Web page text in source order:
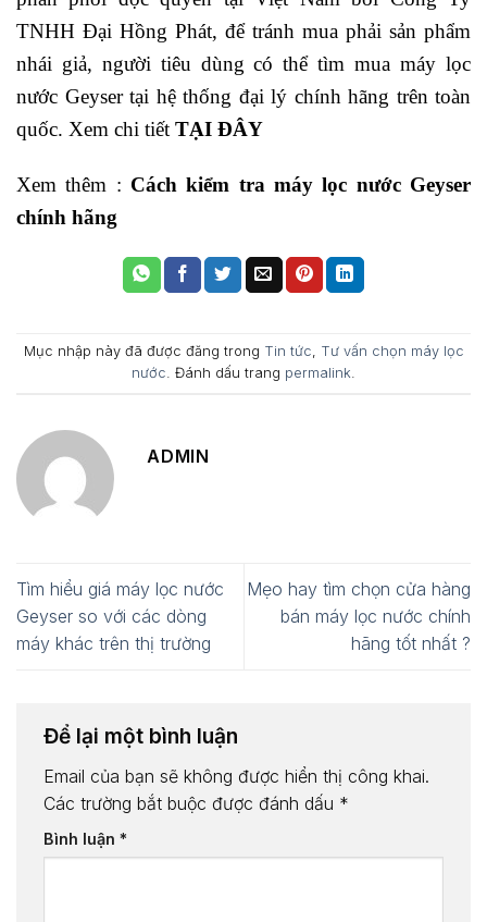
TNHH Đại Hồng Phát, để tránh mua phải sản phẩm
nhái giả, người tiêu dùng có thể tìm mua máy lọc
nước Geyser tại hệ thống đại lý chính hãng trên toàn
quốc. Xem chi tiết TẠI ĐÂY
Xem thêm : Cách kiểm tra máy lọc nước Geyser
chính hãng
Mục nhập này đã được đăng trong Tin tức, Tư vấn chọn máy lọc
nước. Đánh dấu trang permalink.
ADMIN
Tìm hiểu giá máy lọc nước
Geyser so với các dòng
máy khác trên thị trường
Mẹo hay tìm chọn cửa hàng
bán máy lọc nước chính
hãng tốt nhất ?
Để lại một bình luận
Email của bạn sẽ không được hiển thị công khai.
Các trường bắt buộc được đánh dấu *
Bình luận *